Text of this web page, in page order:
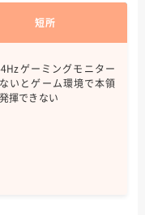
240fps~
400fps~
90~120fps
短所
ゲーミングモニター
いとゲーム環境で本領
揮できない